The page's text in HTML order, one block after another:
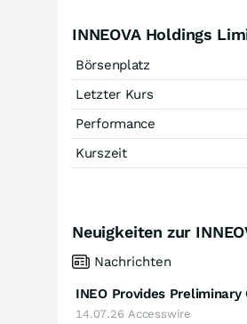
INNEOVA Holdings
Börsenplatz
Letzter Kurs
Performance
Kurszeit
Neuigkeiten zur
Nachrichten
INEO Provides
14.07.26 Accesswire